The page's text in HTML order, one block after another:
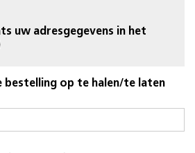
uw adresgegevens in het
bestelling op te halen/te laten